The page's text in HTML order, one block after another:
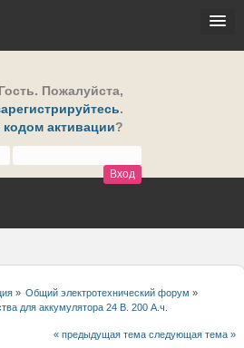
Гость. Пожалуйста,
.
активации?
» Общий электротехнический форум »
для аккумулятора 24 В. 200 А.ч.
« предыдущая тема следующая тема »